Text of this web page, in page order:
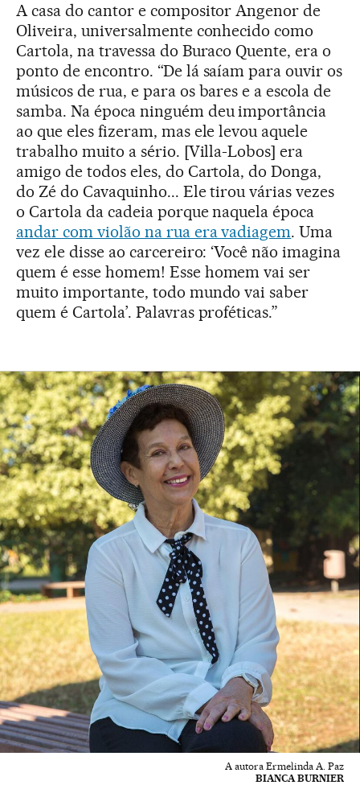
A casa do cantor e compositor Angenor de
Oliveira, universalmente conhecido como
Cartola, na travessa do Buraco Quente, era o
ponto de encontro. “De lá saíam para ouvir os
músicos de rua, e para os bares e a escola de
samba. Na época ninguém deu importância
ao que eles fizeram, mas ele levou aquele
trabalho muito a sério. [Villa-Lobos] era
amigo de todos eles, do Cartola, do Donga,
do Zé do Cavaquinho... Ele tirou várias vezes
o Cartola da cadeia porque naquela época
andar com violão na rua era vadiagem. Uma
vez ele disse ao carcereiro: ‘Você não imagina
quem é esse homem! Esse homem vai ser
muito importante, todo mundo vai saber
quem é Cartola’. Palavras proféticas.”
A autora Ermelinda A. Paz
BIANCA BURNIER